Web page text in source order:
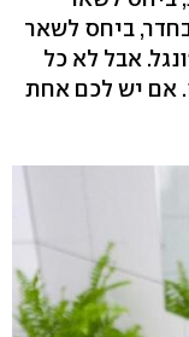
ביחס לשאר
אבל לא כל
אם יש לכם אחת